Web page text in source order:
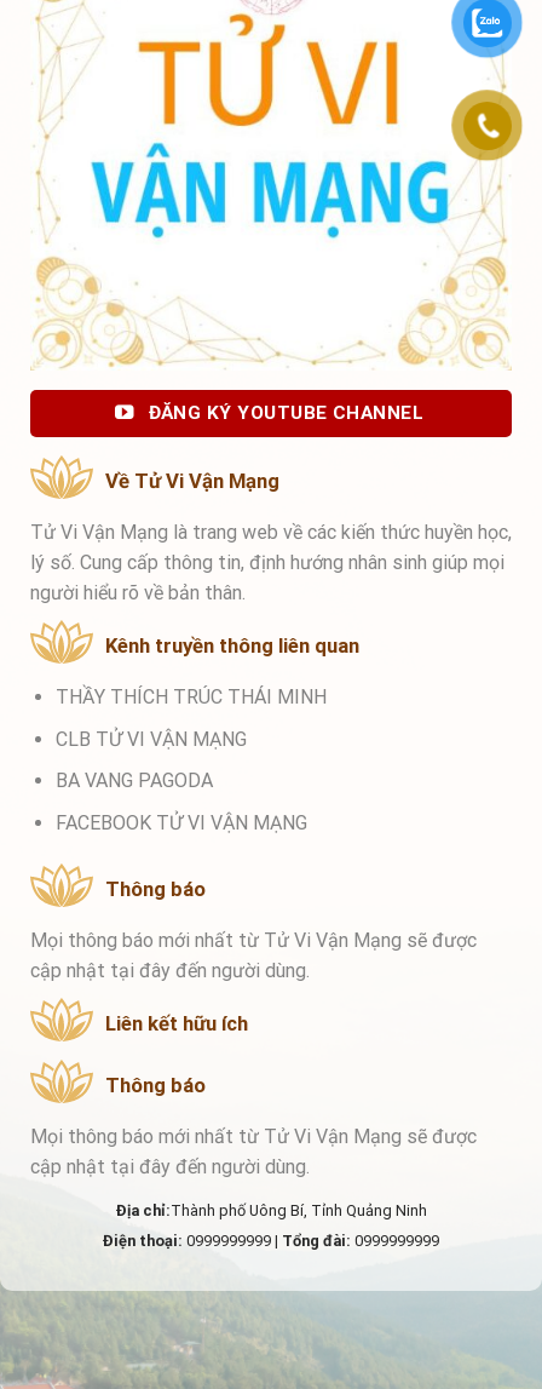
ĐĂNG KÝ YOUTUBE CHANNEL
Về Tử Vi Vận Mạng
Tử Vi Vận Mạng là trang web về các kiến thức huyền học,
lý số. Cung cấp thông tin, định hướng nhân sinh giúp mọi
người hiểu rõ về bản thân.
Kênh truyền thông liên quan
THẦY THÍCH TRÚC THÁI MINH
CLB TỬ VI VẬN MẠNG
BA VANG PAGODA
FACEBOOK TỬ VI VẬN MẠNG
Thông báo
Mọi thông báo mới nhất từ Tử Vi Vận Mạng sẽ được
cập nhật tại đây đến người dùng.
Liên kết hữu ích
Thông báo
Mọi thông báo mới nhất từ Tử Vi Vận Mạng sẽ được
cập nhật tại đây đến người dùng.
Địa chỉ:Thành phố Uông Bí, Tỉnh Quảng Ninh
Điện thoại: 0999999999 | Tổng đài: 0999999999